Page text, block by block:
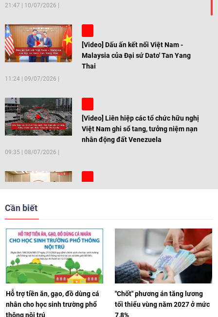
21:47 10/07/2026
[Video] Dấu ấn kết nối Việt Nam -
Malaysia của Đại sứ Dato' Tan Yang
Thai
11:24 09/07/2026
[Video] Liên hiệp các tổ chức hữu nghị
Việt Nam ghi sổ tang, tưởng niệm nạn
nhân động đất Venezuela
09:35 08/07/2026
[Video] Trẻ em Đông Á cùng kiến tạo
[Video] Âm nhạc flamenco gắn kết văn
hoá Việt Nam - Tây Ban Nha
11:10 17/06/2026
Cần biết
Hỗ trợ tiền ăn, gạo, đồ dùng cá
nhân cho học sinh trường phổ
thông nội trú
"Chốt" phương án tăng lương
tối thiểu vùng năm 2027 ở mức
7,8%